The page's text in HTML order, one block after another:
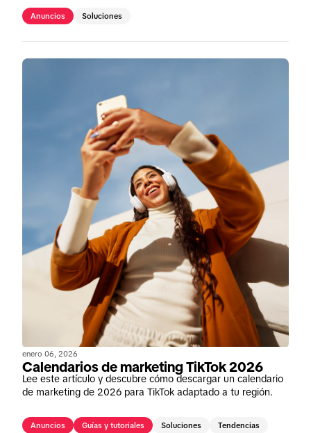
Anuncios Soluciones
enero 06, 2026
Calendarios de marketing TikTok 2026
Lee este artículo y descubre cómo descargar un calendario
de marketing de 2026 para TikTok adaptado a tu región.
Anuncios Guías y tutoriales Soluciones
Tendencias